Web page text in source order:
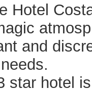
Hotel
and
star hotel